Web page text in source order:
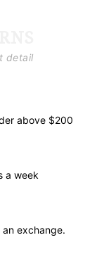
detail
above $200
a week
exchange.